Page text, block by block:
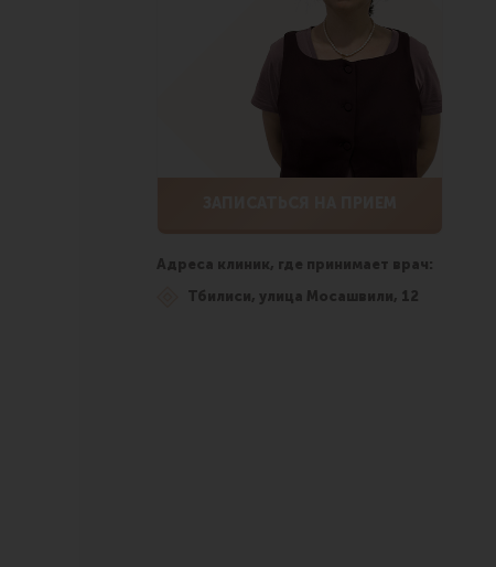
Адреса клиник, где принимает врач:
Тбилиси, улица Мосашвили, 12